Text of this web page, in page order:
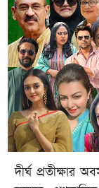
দীর্ঘ প্রতীক্ষার